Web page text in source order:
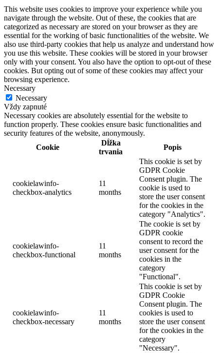
This website uses cookies to improve your experience while you
navigate through the website. Out of these, the cookies that are
categorized as necessary are stored on your browser as they are
essential for the working of basic functionalities of the website. We
also use third-party cookies that help us analyze and understand how
you use this website. These cookies will be stored in your browser
only with your consent. You also have the option to opt-out of these
cookies. But opting out of some of these cookies may affect your
browsing experience.
Necessary
Necessary
Vždy zapnuté
Necessary cookies are absolutely essential for the website to
function properly. These cookies ensure basic functionalities and
security features of the website, anonymously.
Cookie
Dĺžka
trvania
Popis
cookielawinfo-
checkbox-analytics
11
months
This cookie is set by
GDPR Cookie
Consent plugin. The
cookie is used to
store the user consent
for the cookies in the
category "Analytics".
cookielawinfo-
checkbox-functional
11
months
The cookie is set by
GDPR cookie
consent to record the
user consent for the
cookies in the
category
"Functional".
cookielawinfo-
checkbox-necessary
11
months
This cookie is set by
GDPR Cookie
Consent plugin. The
cookies is used to
store the user consent
for the cookies in the
category
"Necessary".